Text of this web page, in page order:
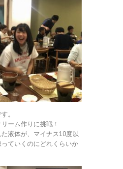
。
ーム作りに挑戦！
液体が、マイナス10度以
ていくのにどれくらいか